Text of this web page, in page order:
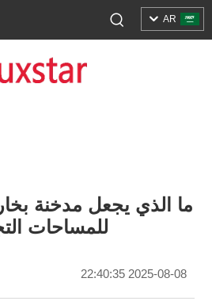
AR
ما الذي يجعل مدخنة بخار
للمساحات
2025-08-08 22:40:35